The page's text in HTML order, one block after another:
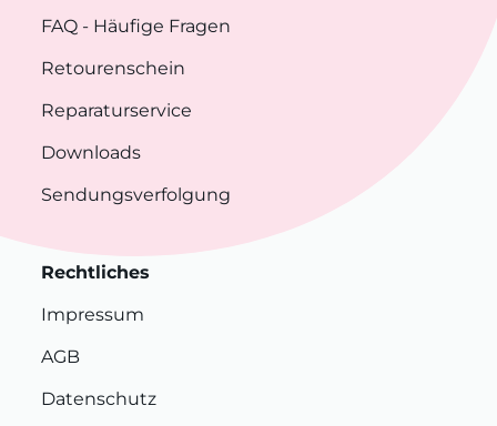
FAQ - Häufige Fragen
Retourenschein
Reparaturservice
Downloads
Sendungsverfolgung
Rechtliches
Impressum
AGB
Datenschutz